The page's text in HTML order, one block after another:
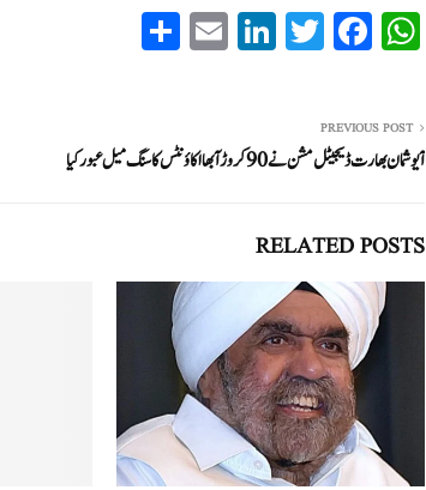
W
A
pp
Fa
ok
T
r
Li
In
E
PREVIOUS POST
آیوشمان بھارت ڈیجیٹل مشن نے 90 کروڑ آبھا اکاؤنٹس کا سنگ میل عبور کیا
RELATED POSTS